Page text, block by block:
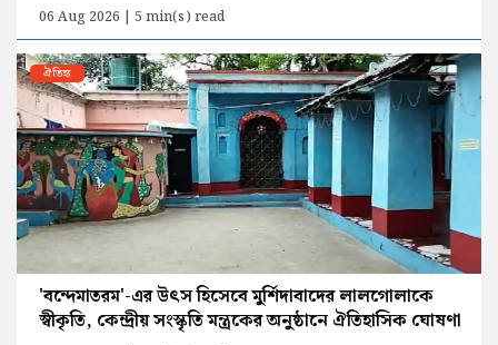
06 Aug 2026 | 5 min(s) read
ঐতিহ্য
'বন্দেমাতরম'-এর উৎস হিসেবে মুর্শিদাবাদের লালগোলাকে
স্বীকৃতি, কেন্দ্রীয় সংস্কৃতি মন্ত্রকের অনুষ্ঠানে ঐতিহাসিক ঘোষণা